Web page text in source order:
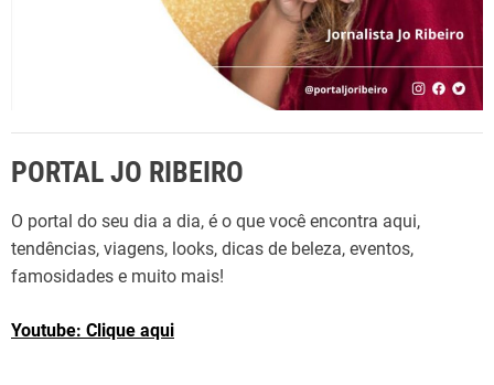
PORTAL JO RIBEIRO
O portal do seu dia a dia, é o que você encontra aqui,
tendências, viagens, looks, dicas de beleza, eventos,
famosidades e muito mais!
Youtube: Clique aqui